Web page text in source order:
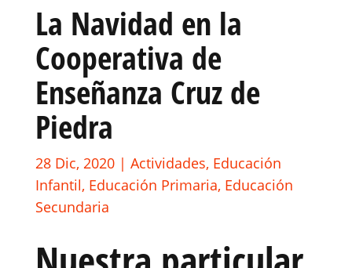
La Navidad en la
Cooperativa de
Enseñanza Cruz de
Piedra
28 Dic, 2020| Actividades, Educación
Infantil, Educación Primaria, Educación
Secundaria